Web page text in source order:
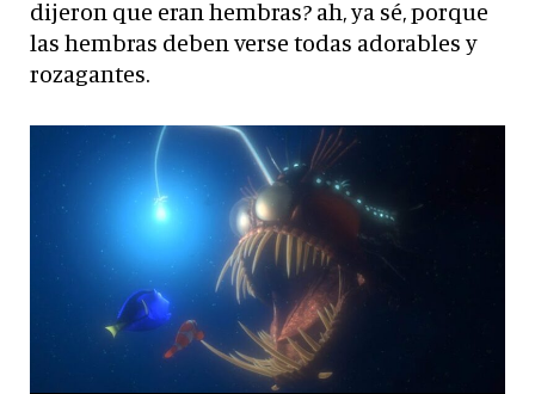
dijeron que eran hembras? ah, ya sé, porque
las hembras deben verse todas adorables y
rozagantes.